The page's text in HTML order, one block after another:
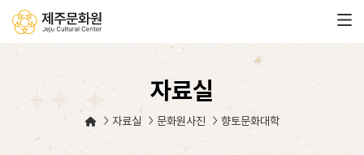
자료실
자료실 문화원사진 향토문화대학